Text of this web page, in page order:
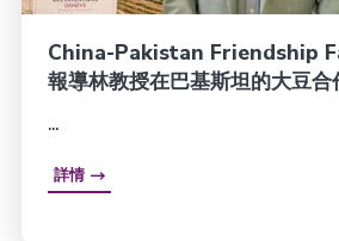
China-Pakistan Friendship
報導林教授在巴基斯坦的大豆合
...
詳情